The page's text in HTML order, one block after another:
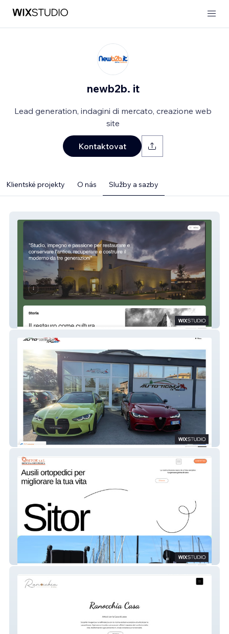
newb2b. it
Lead generation, indagini di mercato, creazione web
site
Kontaktovat
Klientské projekty O nás Služby a sazby
impresarestasrl
Autotigma 1981